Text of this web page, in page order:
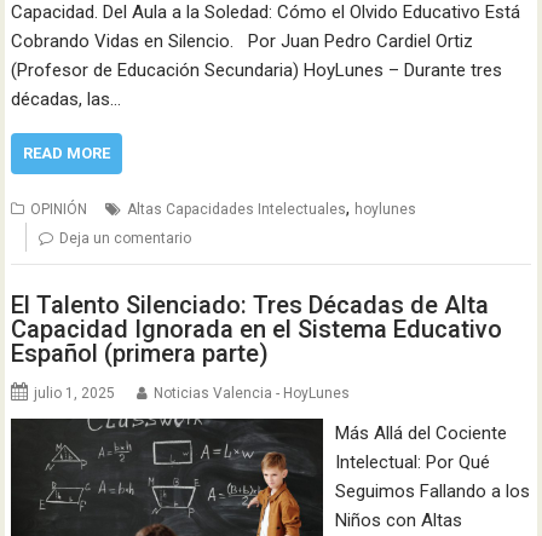
Capacidad. Del Aula a la Soledad: Cómo el Olvido Educativo Está
Cobrando Vidas en Silencio. Por Juan Pedro Cardiel Ortiz
(Profesor de Educación Secundaria) HoyLunes – Durante tres
décadas, las…
READ MORE
OPINIÓN Altas Capacidades Intelectuales, hoylunes
Deja un comentario
El Talento Silenciado: Tres Décadas de Alta
Capacidad Ignorada en el Sistema Educativo
Español (primera parte)
julio 1, 2025 Noticias Valencia - HoyLunes
Más Allá del Cociente
Intelectual: Por Qué
Seguimos Fallando a los
Niños con Altas